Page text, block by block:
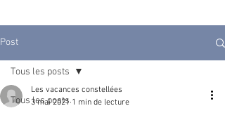
Post
Tous les posts
Tous les posts
Les vacances constellées
3 mai 2021 1 min de lecture